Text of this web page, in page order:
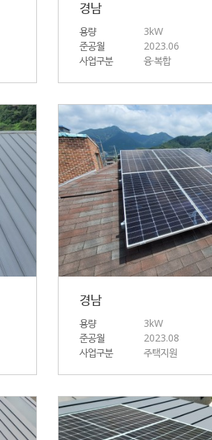
경남
용량
3kW
준공월
2023.06
사업구분
융·복합
경남
용량
3kW
준공월
2023.08
사업구분
주택지원